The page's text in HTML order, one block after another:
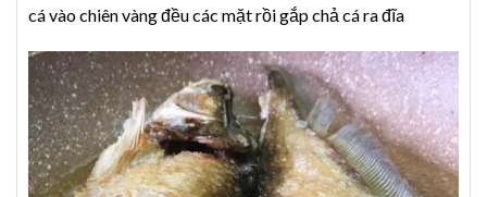
cá vào chiên vàng đều các mặt rồi gắp chả cá ra đĩa